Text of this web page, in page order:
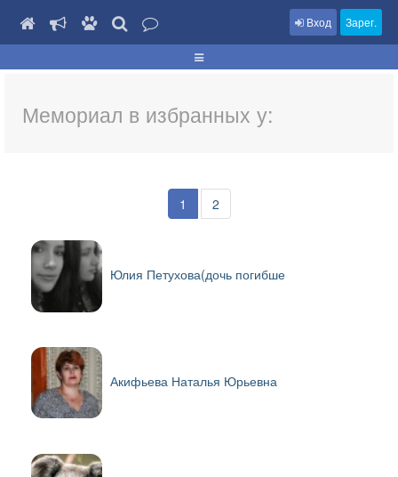
Вход Зарег.
Мемориал в избранных у:
1 2
Юлия Петухова(дочь погибше
Акифьева Наталья Юрьевна